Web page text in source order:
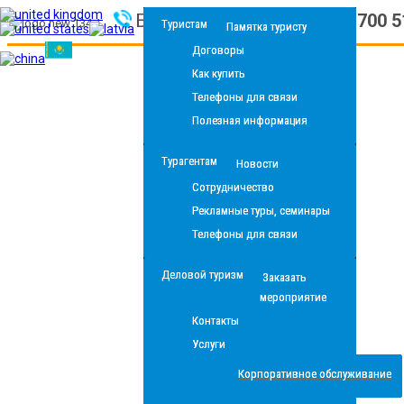
Бесплатная линия| 8 800 700
Туристам
Памятка туристу
Договоры
Как купить
Телефоны для связи
Полезная информация
Турагентам
Новости
Сотрудничество
Рекламные туры, семинары
Телефоны для связи
Деловой туризм
Заказать
мероприятие
Контакты
Услуги
Корпоративное обслуживание